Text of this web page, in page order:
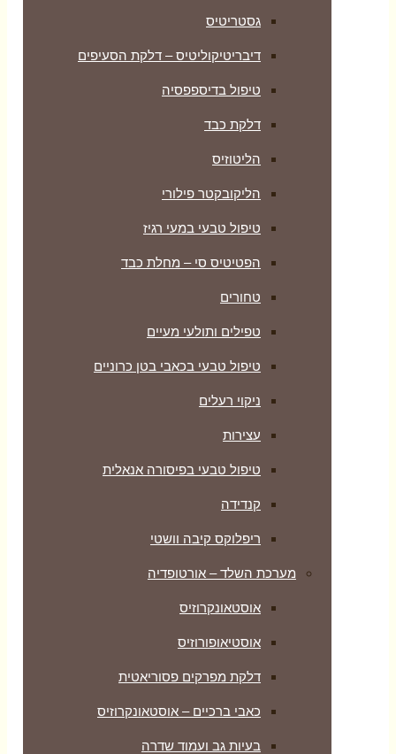
גסטריטיס
דיבריטיקוליטיס – דלקת הסעיפים
טיפול בדיספפסיה
דלקת כבד
הליטוזיס
הליקובקטר פילורי
טיפול טבעי במעי רגיז
הפטיטיס סי – מחלת כבד
טחורים
טפילים ותולעי מעיים
טיפול טבעי בכאבי בטן כרוניים
ניקוי רעלים
עצירות
טיפול טבעי בפיסורה אנאלית
קנדידה
ריפלוקס קיבה וושטי
מערכת השלד – אורטופדיה
אוסטאונקרוזיס
אוסטיאופורוזיס
דלקת מפרקים פסוריאטית
כאבי ברכיים – אוסטאונקרוזיס
בעיות גב ועמוד שדרה